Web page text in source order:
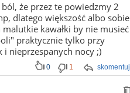
że przez te powiedzmy 2
dlatego większość albo sobie
kawałki by nie musieć
praktycznie tylko przy
i nieprzespanych nocy ;)
skomentuj
0 1